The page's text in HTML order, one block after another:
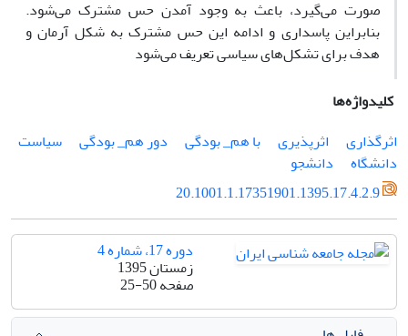
صورت می‌گیرد، باعث به وجود آمدن حس مشترک می‌شود.
بنابراین پاسداری و ادامه این حس مشترک به شکل آرمان و
هدف برای تشکل‌های سیاسی تعریف می‌شود
کلیدواژه‌ها
اثرگذاری
اثرپذیری با هم_ بودگی دور هم_ بودگی
سیاست
دانشگاه
دانشجو
20.1001.1.17351901.1395.17.4.2.9
دوره 17، شماره 4
زمستان 1395
صفحه25-50